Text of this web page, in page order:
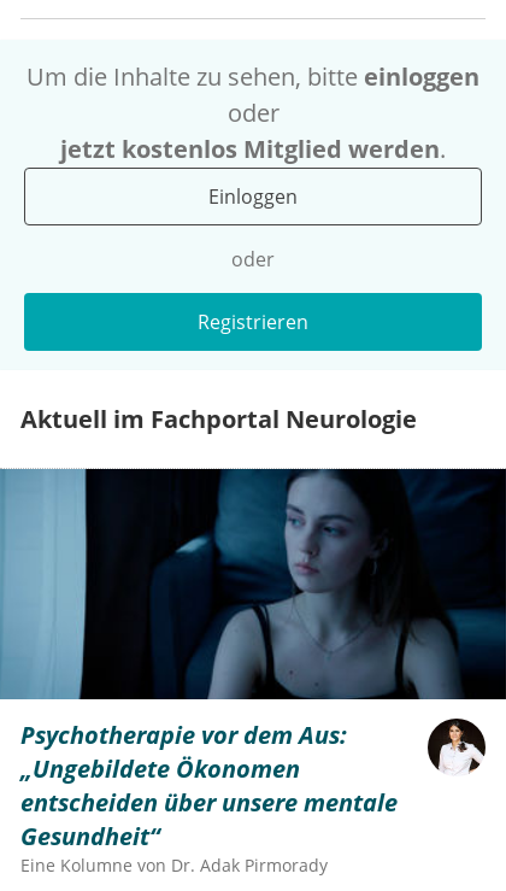
Um die Inhalte zu sehen, bitte einloggen
oder
jetzt kostenlos Mitglied werden.
Einloggen
oder
Registrieren
Aktuell im Fachportal Neurologie
Psychotherapie vor dem Aus:
„Ungebildete Ökonomen
entscheiden über unsere mentale
Gesundheit“
Eine Kolumne von Dr. Adak Pirmorady